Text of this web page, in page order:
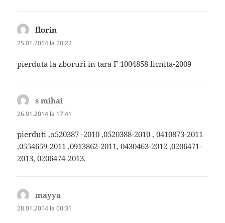
florin
25.01.2014 la 20:22
pierduta la zboruri in tara F 1004858 licnita-2009
s mihai
26.01.2014 la 17:41
pierduti ,o520387 -2010 ,0520388-2010 , 0410873-2011
,0554659-2011 ,0913862-2011, 0430463-2012 ,0206471-
2013, 0206474-2013.
mayya
28.01.2014 la 00:31